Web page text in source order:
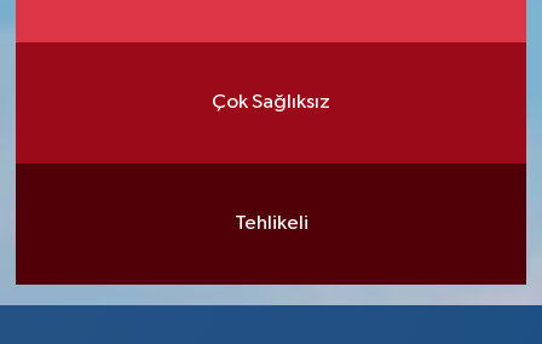
Çok Sağlıksız
Tehlikeli